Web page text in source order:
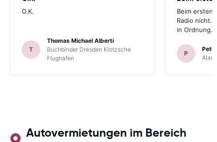
O.K.
T
Thomas Michael Alberti
Buchbinder Dresden Klotzsche
Flughafen
Beim ersten
Radio nicht.
in Ordnung.
P
Autovermietungen im Bereich